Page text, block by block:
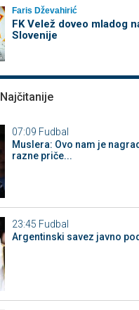
Faris Dževahirić
FK Velež doveo mladog
Slovenije
Najčitanije
07:09 Fudbal
Muslera: Ovo nam je
razne priče...
23:45 Fudbal
Argentinski savez javno